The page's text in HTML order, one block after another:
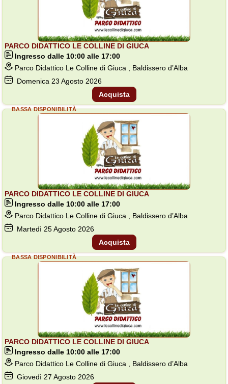
PARCO DIDATTICO LE COLLINE DI GIUCA
Ingresso dalle 10:00 alle 17:00
Parco Didattico Le Colline di Giuca , Baldissero d’Alba
Domenica 23 Agosto 2026
Acquista
PARCO DIDATTICO LE COLLINE DI GIUCA
Ingresso dalle 10:00 alle 17:00
Parco Didattico Le Colline di Giuca , Baldissero d’Alba
Martedì 25Agosto 2026
BASSA DISPONIBILITÀ
Acquista
PARCO DIDATTICO LE COLLINE DI GIUCA
Ingresso dalle 10:00 alle 17:00
Parco Didattico Le Colline di Giuca , Baldissero d’Alba
Giovedì 27 Agosto 2026
BASSA DISPONIBILITÀ